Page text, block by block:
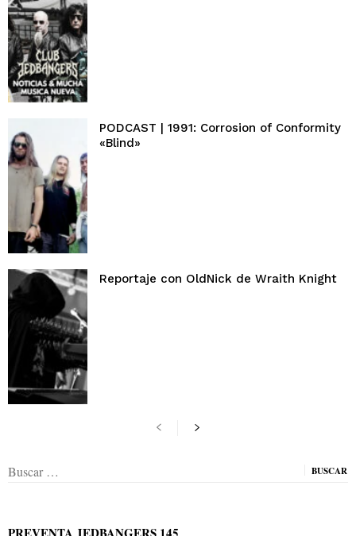
PODCAST | 1991: Corrosion of Conformity
«Blind»
Reportaje con OldNick de Wraith Knight
Buscar: